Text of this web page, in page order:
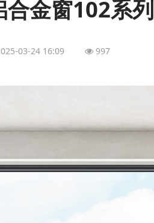
合金窗102系列
03-24 16:09 997